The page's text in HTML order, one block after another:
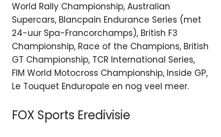
World Rally Championship, Australian
Supercars, Blancpain Endurance Series (met
24-uur Spa-Francorchamps), British F3
Championship, Race of the Champions, British
GT Championship, TCR International Series,
FIM World Motocross Championship, Inside GP,
Le Touquet Enduropale en nog veel meer.
FOX Sports Eredivisie